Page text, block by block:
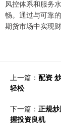
风控体系和服务
畅。通过与可靠
期货市场中实现财
上一篇： 配资
轻松
下一篇： 正规
握投资良机